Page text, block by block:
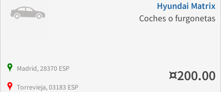
Hyundai Matrix
Coches o furgonetas
Madrid, 28370 ESP
Torrevieja, 03183 ESP
¤200.00